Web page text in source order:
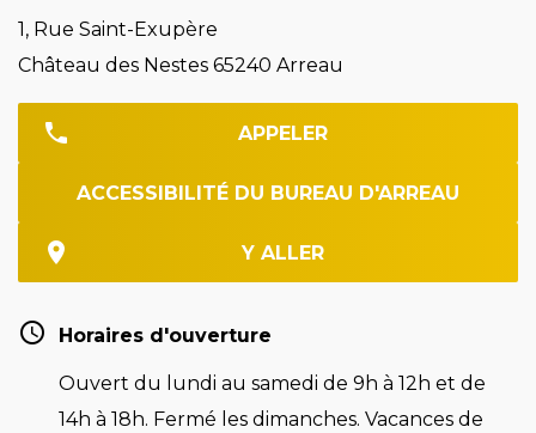
1, Rue Saint-Exupère
Château des Nestes 65240 Arreau
APPELER
ACCESSIBILITÉ DU BUREAU D'ARREAU
Y ALLER
Horaires d'ouverture
Ouvert du lundi au samedi de 9h à 12h et de
14h à 18h. Fermé les dimanches. Vacances de